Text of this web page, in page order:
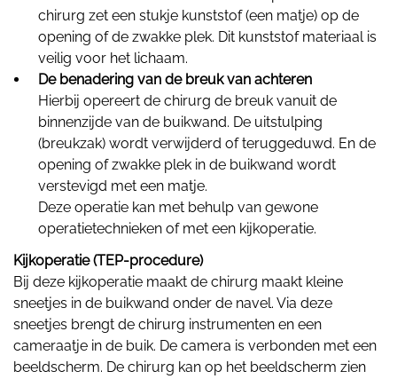
chirurg zet een stukje kunststof (een matje) op de
opening of de zwakke plek. Dit kunststof materiaal is
veilig voor het lichaam.
De benadering van de breuk van achteren
Hierbij opereert de chirurg de breuk vanuit de
binnenzijde van de buikwand. De uitstulping
(breukzak) wordt verwijderd of teruggeduwd. En de
opening of zwakke plek in de buikwand wordt
verstevigd met een matje.
Deze operatie kan met behulp van gewone
operatietechnieken of met een kijkoperatie.
Kijkoperatie (TEP-procedure)
Bij deze kijkoperatie maakt de chirurg maakt kleine
sneetjes in de buikwand onder de navel. Via deze
sneetjes brengt de chirurg instrumenten en een
cameraatje in de buik. De camera is verbonden met een
beeldscherm. De chirurg kan op het beeldscherm zien